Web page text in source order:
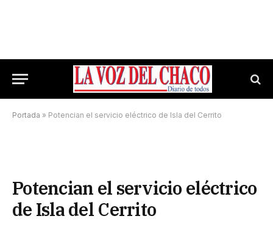
Portada » Potencian el servicio eléctrico de Isla del Cerrito
Potencian el servicio eléctrico
de Isla del Cerrito